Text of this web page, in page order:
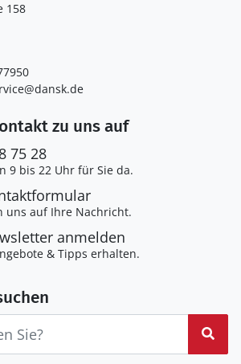
158
zu uns auf
75 28
9 bis 22 Uhr für Sie da.
uns auf Ihre Nachricht.
anmelden
& Tipps erhalten.